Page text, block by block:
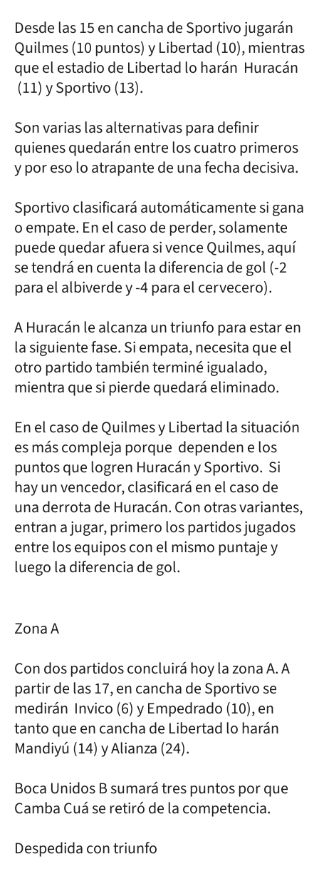
Desde las 15 en cancha de Sportivo jugarán
Quilmes (10 puntos) y Libertad (10), mientras
que el estadio de Libertad lo harán Huracán
(11) y Sportivo (13).
Son varias las alternativas para definir
quienes quedarán entre los cuatro primeros
y por eso lo atrapante de una fecha decisiva.
Sportivo clasificará automáticamente si gana
o empate. En el caso de perder, solamente
puede quedar afuera si vence Quilmes, aquí
se tendrá en cuenta la diferencia de gol (-2
para el albiverde y -4 para el cervecero).
A Huracán le alcanza un triunfo para estar en
la siguiente fase. Si empata, necesita que el
otro partido también terminé igualado,
mientra que si pierde quedará eliminado.
En el caso de Quilmes y Libertad la situación
es más compleja porque dependen e los
puntos que logren Huracán y Sportivo. Si
hay un vencedor, clasificará en el caso de
una derrota de Huracán. Con otras variantes,
entran a jugar, primero los partidos jugados
entre los equipos con el mismo puntaje y
luego la diferencia de gol.
Zona A
Con dos partidos concluirá hoy la zona A. A
partir de las 17, en cancha de Sportivo se
medirán Invico (6) y Empedrado (10), en
tanto que en cancha de Libertad lo harán
Mandiyú (14) y Alianza (24).
Boca Unidos B sumará tres puntos por que
Camba Cuá se retiró de la competencia.
Despedida con triunfo